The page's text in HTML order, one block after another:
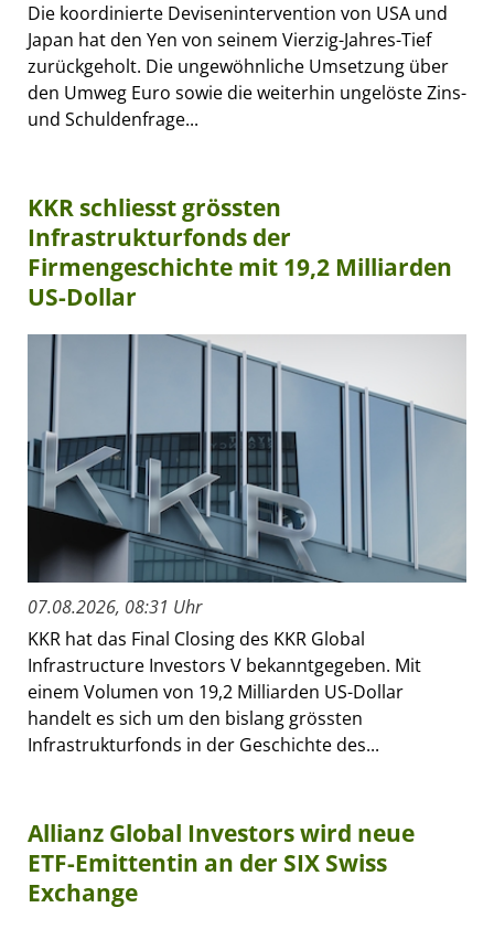
Die koordinierte Devisenintervention von USA und
Japan hat den Yen von seinem Vierzig-Jahres-Tief
zurückgeholt. Die ungewöhnliche Umsetzung über
den Umweg Euro sowie die weiterhin ungelöste Zins-
und Schuldenfrage...
KKR schliesst grössten
Infrastrukturfonds der
Firmengeschichte mit 19,2 Milliarden
US-Dollar
07.08.2026, 08:31 Uhr
KKR hat das Final Closing des KKR Global
Infrastructure Investors V bekanntgegeben. Mit
einem Volumen von 19,2 Milliarden US-Dollar
handelt es sich um den bislang grössten
Infrastrukturfonds in der Geschichte des...
Allianz Global Investors wird neue
ETF-Emittentin an der SIX Swiss
Exchange